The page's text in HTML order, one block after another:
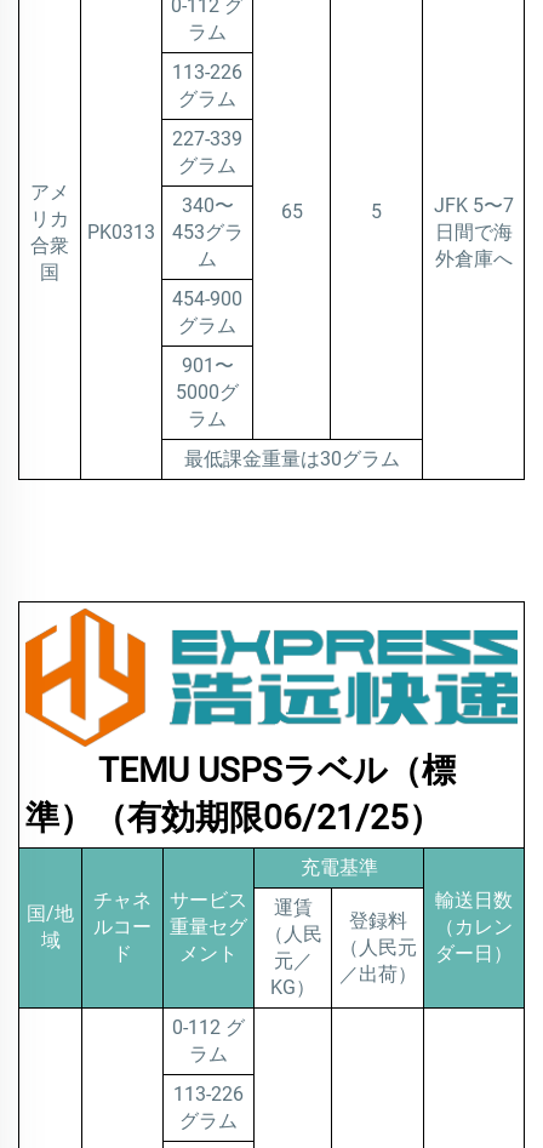
アメ
リカ
合衆
国
PK0313
0-112 グ
ラム
65 5
JFK 5〜7
日間で海
外倉庫へ
113-226
グラム
227-339
グラム
340〜
453グラ
ム
454-900
グラム
901〜
5000グ
ラム
最低課金重量は30グラム
TEMU USPSラベル（標
準）（有効期限06/21/25）
国/地
域
チャネ
ルコー
ド
サービス
重量セグ
メント
充電基準
輸送日数
（カレン
ダー日）
運賃
（人民
元／
KG）
登録料
（人民元
／出荷）
0-112 グ
ラム
113-226
グラム